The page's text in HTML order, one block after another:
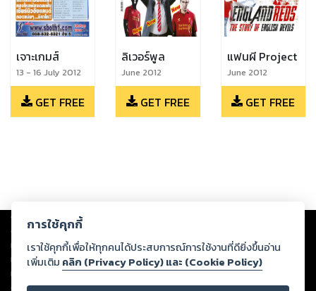
เจาะเกมส์
13 - 16 July 2012
GET FREE
ลิเวอร์พูล
June 2012
GET FREE
แฟนผี Project
June 2012
GET FREE
Copyright © 2026
ต่อผลงานหรือเนื้อหาใดที่อัปโหลดผ่านเว็บไซต์และปรากฏว่าละเมิดสิทธิใน
ทรัพย์สินทางปัญญาของบุคคลอื่นหรือขัดต่อกฎหมายและศีลธรรม ดังนั้น ผู้อ่าน
ทุกท่านโปรดใช้วิจารณญาณในการกลั่นกรองด้วยตนเอง และหากท่านพบว่าส่วน
หนึ่งส่วนใดขัดต่อกฎหมายและศีลธรรม กรุณาแจ้งมายังบริษัท เพื่อทีมงานจะได้
ดำเนินการในทันที ทั้งนี้ ทางสตอรี่ล็อกขอสงวนลิขสิทธิ์ตามพระราชบัญญัติ
การใช้คุกกี้
เราใช้คุกกี้เพื่อให้ทุกคนได้ประสบการณ์การใช้งานที่ดียิ่งขึ้นอ่าน
เพิ่มเติม คลิก (Privacy Policy) และ (Cookie Policy)